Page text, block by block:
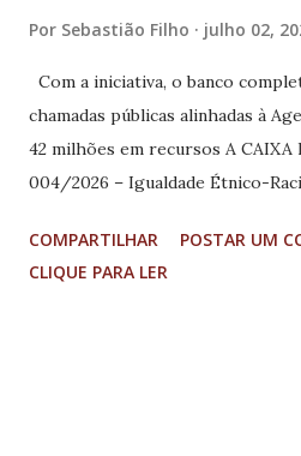
Por Sebastião Filho julho 02,
Com a iniciativa, o banco
chamadas públicas alinhadas à
42 milhões em recursos A CAIXA
004/2026 – Igualdade Étnico-
projetos urbanos de promoção
Cada proposta deve solicitar entre
COMPARTILHAR
POSTAR UM
CLIQUE PARA LER